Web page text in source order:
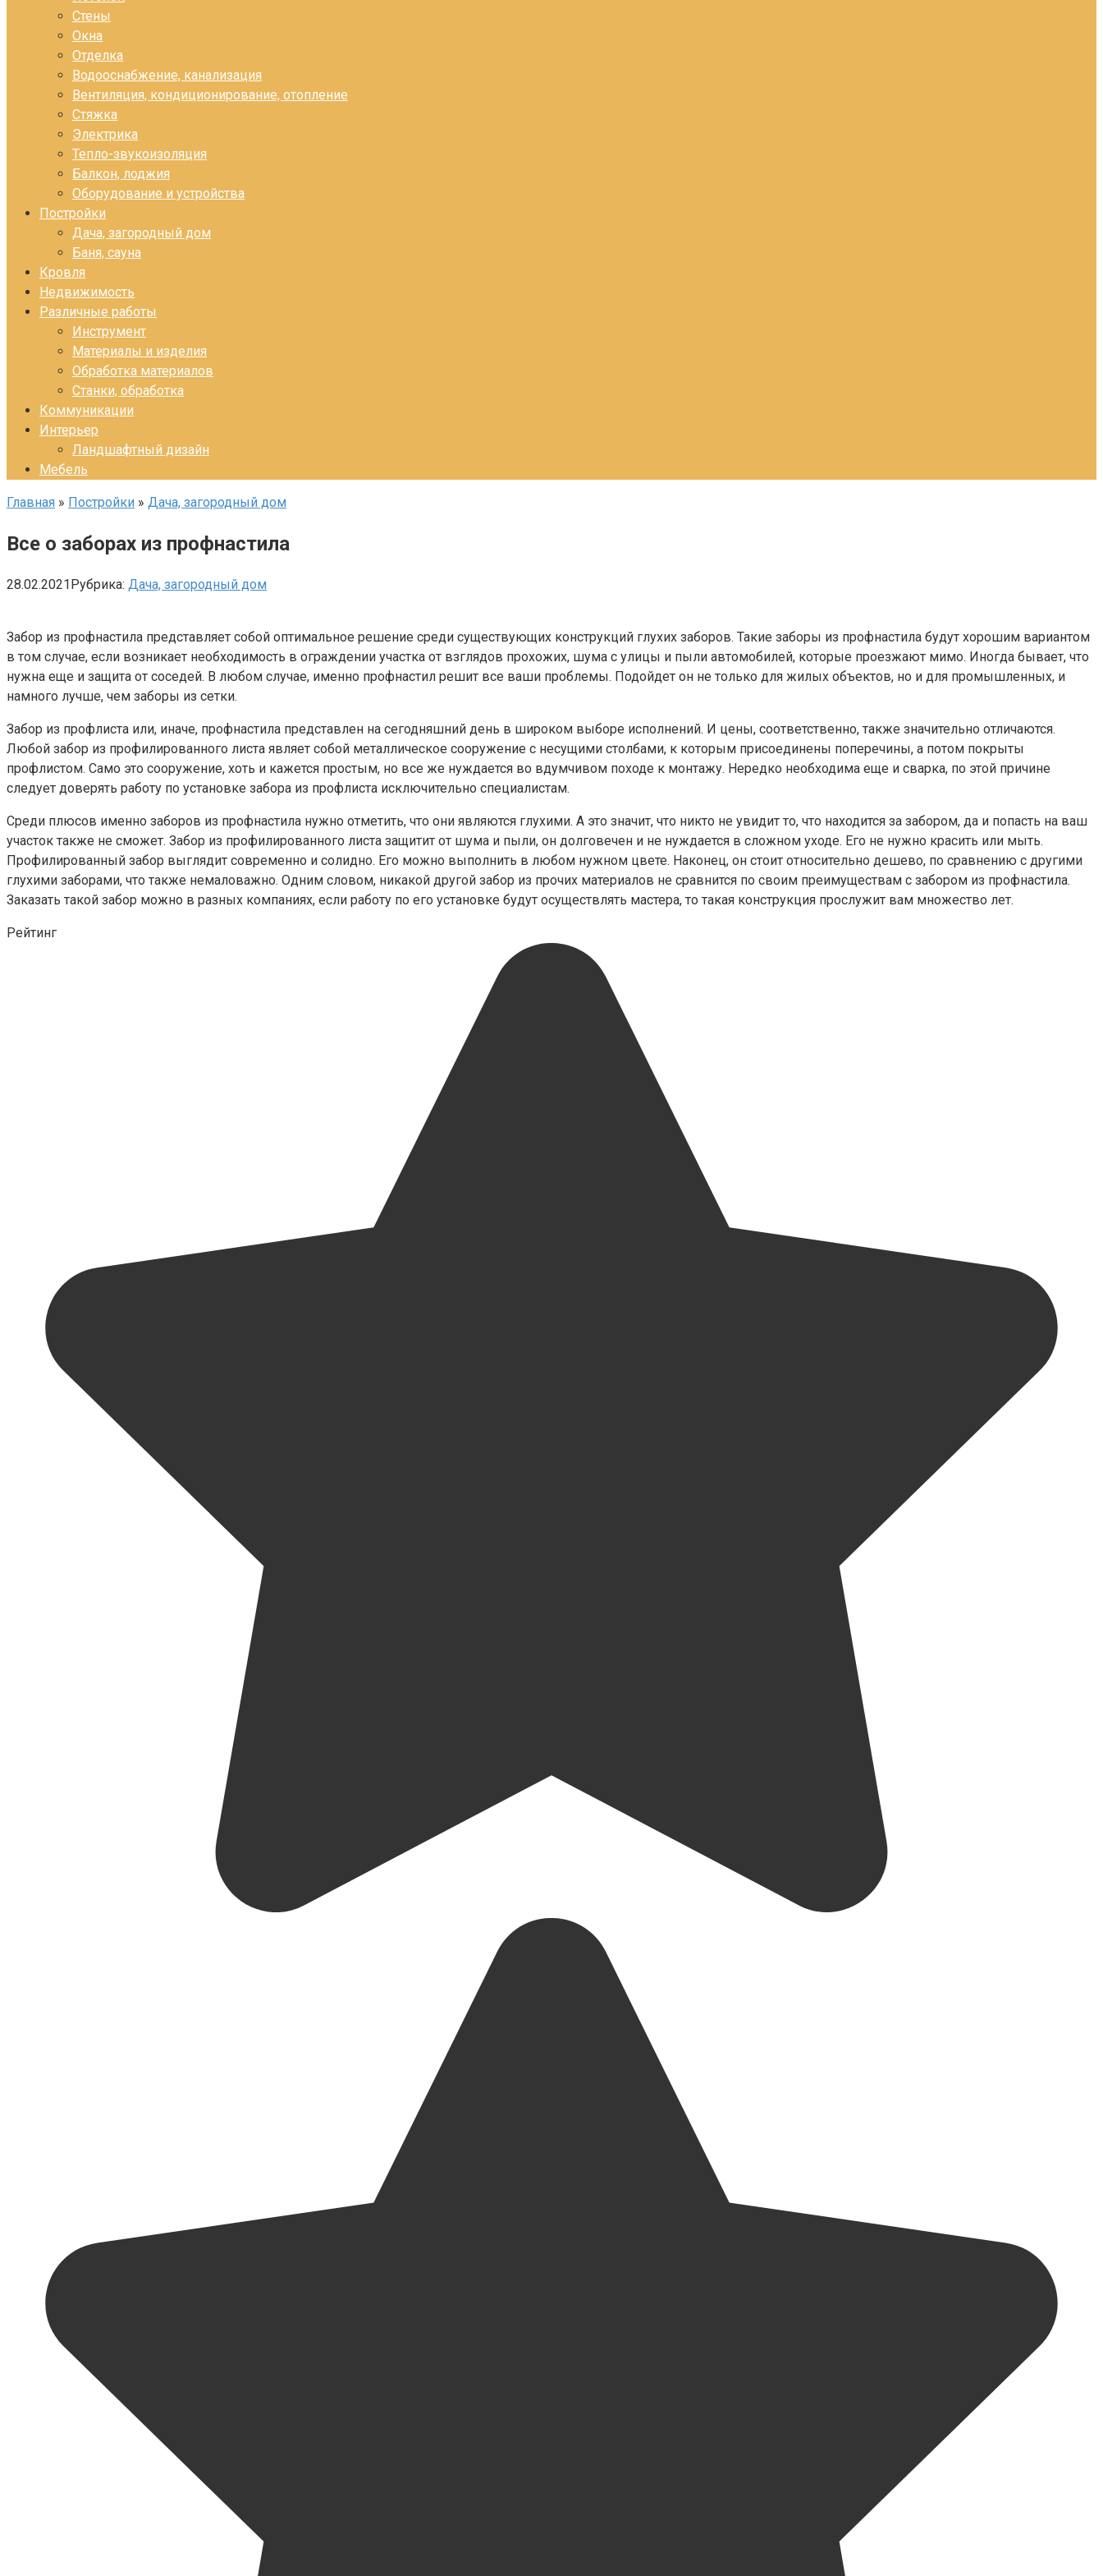
Стены
Окна
Отделка
Водооснабжение, канализация
Вентиляция, кондиционирование, отопление
Стяжка
Электрика
Тепло-звукоизоляция
Балкон, лоджия
Оборудование и устройства
Постройки
Дача, загородный дом
Баня, сауна
Кровля
Недвижимость
Различные работы
Инструмент
Материалы и изделия
Обработка материалов
Станки, обработка
Коммуникации
Интерьер
Ландшафтный дизайн
Мебель
Главная » Постройки » Дача, загородный дом
Все о заборах из профнастила
28.02.2021Рубрика: Дача, загородный дом
Забор из профнастила представляет собой оптимальное решение среди существующих конструкций глухих заборов. Такие заборы из профнастила будут хорошим вариантом
в том случае, если возникает необходимость в ограждении участка от взглядов прохожих, шума с улицы и пыли автомобилей, которые проезжают мимо. Иногда бывает, что
нужна еще и защита от соседей. В любом случае, именно профнастил решит все ваши проблемы. Подойдет он не только для жилых объектов, но и для промышленных, и
намного лучше, чем заборы из сетки.
Забор из профлиста или, иначе, профнастила представлен на сегодняшний день в широком выборе исполнений. И цены, соответственно, также значительно отличаются.
Любой забор из профилированного листа являет собой металлическое сооружение с несущими столбами, к которым присоединены поперечины, а потом покрыты
профлистом. Само это сооружение, хоть и кажется простым, но все же нуждается во вдумчивом походе к монтажу. Нередко необходима еще и сварка, по этой причине
следует доверять работу по установке забора из профлиста исключительно специалистам.
Среди плюсов именно заборов из профнастила нужно отметить, что они являются глухими. А это значит, что никто не увидит то, что находится за забором, да и попасть на ваш
участок также не сможет. Забор из профилированного листа защитит от шума и пыли, он долговечен и не нуждается в сложном уходе. Его не нужно красить или мыть.
Профилированный забор выглядит современно и солидно. Его можно выполнить в любом нужном цвете. Наконец, он стоит относительно дешево, по сравнению с другими
глухими заборами, что также немаловажно. Одним словом, никакой другой забор из прочих материалов не сравнится по своим преимуществам с забором из профнастила.
Заказать такой забор можно в разных компаниях, если работу по его установке будут осуществлять мастера, то такая конструкция прослужит вам множество лет.
Рейтинг